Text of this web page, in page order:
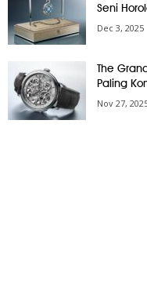
Seni
Dec 3, 2025
The
Paling
Nov 27,